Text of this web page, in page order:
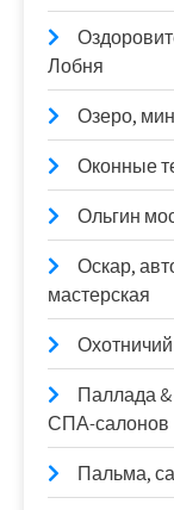
Лобня
Озеро,
Оконные
Ольгин
Оскар,
мастерская
Паллада
СПА-салонов
Пальма,